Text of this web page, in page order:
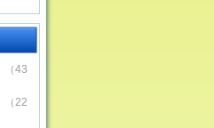
（43
（22